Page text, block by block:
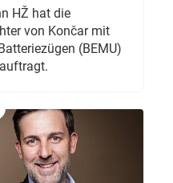
HŽ hat die
von Končar mit
(BEMU)